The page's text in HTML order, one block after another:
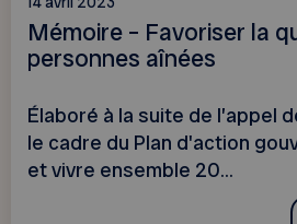
Mémoire – Favoriser la
personnes aînées
Élaboré à la suite de l’appel
le cadre du Plan d'action
et vivre ensemble 20...